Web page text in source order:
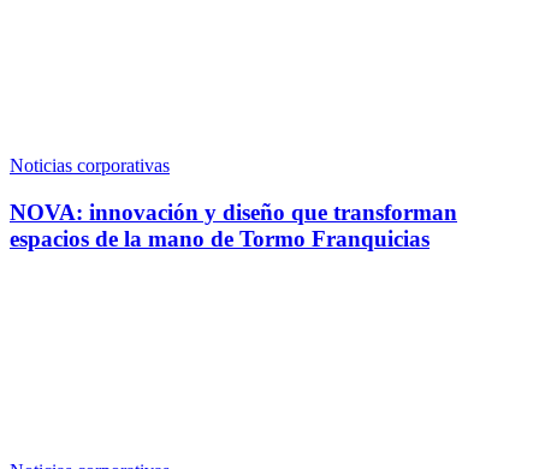
Noticias corporativas
NOVA: innovación y diseño que transforman
espacios de la mano de Tormo Franquicias